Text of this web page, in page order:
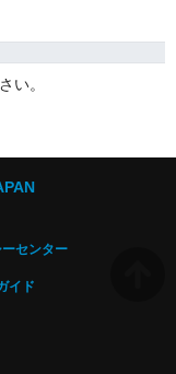
い。
センター
イド